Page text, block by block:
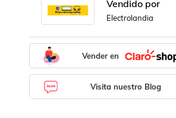
Vendido por
Electrolandia
Vender en
Visita nuestro Blog